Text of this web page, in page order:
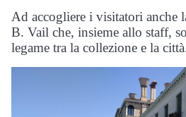
Ad accogliere i visitatori anche
B. Vail che, insieme allo staff,
legame tra la collezione e la